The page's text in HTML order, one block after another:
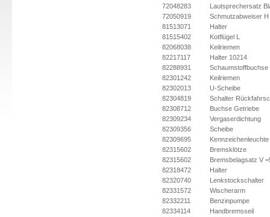
72048283
Lautsprechersatz
72050919
Schmutzabweiser
81513071
Halter
81515402
Kotflügel L
82068038
Keilriemen
82217117
Halter 10214
82288931
Schaumstoffbuchse
82301242
Keilriemen
82302013
U-Scheibe
82304819
Schalter
82308712
Buchse Getriebe
82309234
Vergaserdichtung
82309356
Scheibe
82309695
Kennzeichenleuchte
82315602
Bremsklötze
82315602
Bremsbelagsatz V
82318472
Halter
82320740
Lenkstockschalter
82331572
Wischerarm
82332211
Benzinpumpe
82334114
Handbremsseil